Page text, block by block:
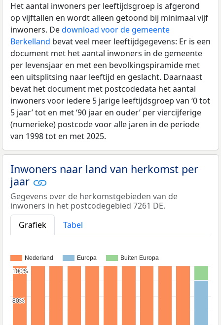
Het aantal inwoners per leeftijdsgroep is afgerond
op vijftallen en wordt alleen getoond bij minimaal vijf
inwoners. Dedownload voor de gemeente
Berkelland bevat veel meer leeftijdgegevens: Er is een
document met het aantal inwoners in de gemeente
per levensjaar en met een bevolkingspiramide met
een uitsplitsing naar leeftijd en geslacht. Daarnaast
bevat het document met postcodedata het aantal
inwoners voor iedere 5 jarige leeftijdsgroep van ‘0 tot
5 jaar’ tot en met ‘90 jaar en ouder’ per viercijferige
(numerieke) postcode voor alle jaren in de periode
van 1998 tot en met 2025.
Inwoners naar land van herkomst per
jaar
Gegevens over de herkomstgebieden van de
inwoners in het postcodegebied 7261 DE.
Grafiek
Tabel
Nederland Europa Buiten Europa
80%
80%
100%
100%